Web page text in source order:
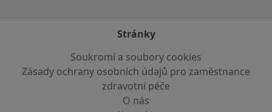
Stránky
Soukromí a soubory cookies
Zásady ochrany osobních údajů pro zaměstnance
zdravotní péče
O nás